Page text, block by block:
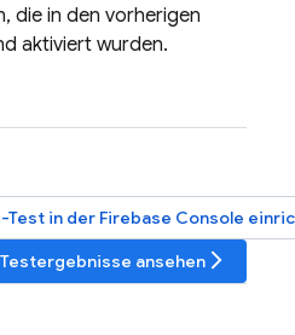
die in den vorherigen
aktiviert wurden.
Test in der Firebase Console
ansehen arrow_forward_ios